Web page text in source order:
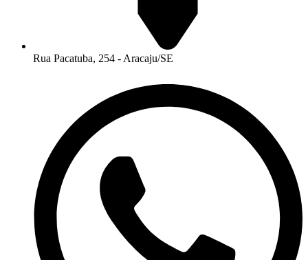
Rua Pacatuba, 254 - Aracaju/SE